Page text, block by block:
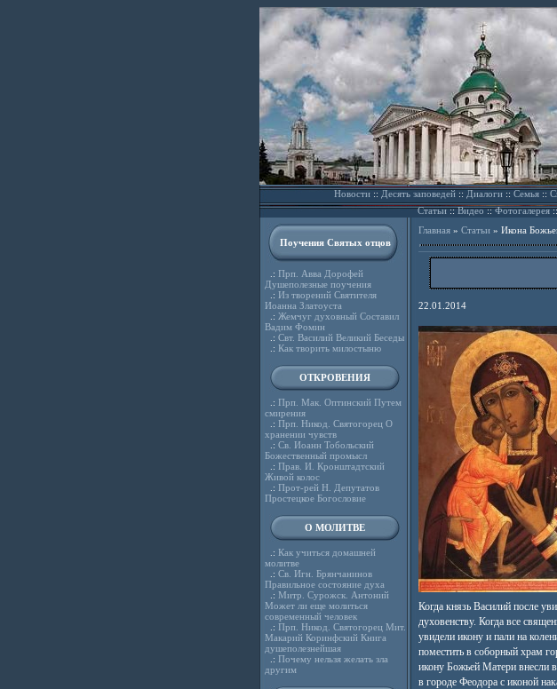
Новости::Десять заповедей::Диалоги::Семья::
Статьи::Видео ::Фотогалерея
Поучения Святых отцов
.: Прп. Авва Дорофей
Душеполезные поучения
.: Из творений Святителя
Иоанна Златоуста
.: Жемчуг духовный Составил
Вадим Фомин
.: Свт. Василий Великий Беседы
.: Как творить милостыню
ОТКРОВЕНИЯ
.: Прп. Мак. Оптинский Путем
смирения
.: Прп. Никод. Святогорец О
хранении чувств
.: Св. Иоанн Тобольский
Божественный промысл
.: Прав. И. Кронштадтский
Живой колос
.: Прот-рей Н. Депутатов
Простецкое Богословие
О МОЛИТВЕ
.: Как учиться домашней
молитве
.: Св. Игн. Брянчанинов
Правильное состояние духа
.: Митр. Сурожск. Антоний
Может ли еще молиться
современный человек
.: Прп. Никод. Святогорец Мит.
Макарий Коринфский Книга
душеполезнейшая
.: Почему нельзя желать зла
другим
Главная» Статьи» Икона
22.01.2014
Когда князь Василий после
духовенству. Когда все
увидели икону и пали на
поместить в соборный храм
икону Божьей Матери внесли
в городе Феодора с иконой